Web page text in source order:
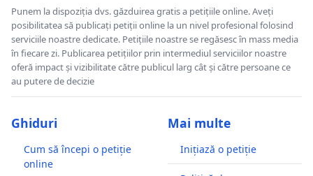
Punem la dispoziția dvs. găzduirea gratis a petițiile online. Aveți
posibilitatea să publicați petiții online la un nivel profesional folosind
serviciile noastre dedicate. Petițiile noastre se regăsesc în mass media
în fiecare zi. Publicarea petițiilor prin intermediul serviciilor noastre
oferă impact și vizibilitate către publicul larg cât și către persoane ce
au putere de decizie
Ghiduri
Cum să începi o petiție
online
Mai multe
Inițiază o petiție